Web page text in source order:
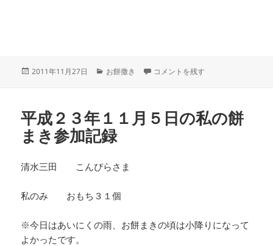
投
2011年11月27日
カ
ー
お餅撒き 平成２３年１１月２０日の餅まき参
コメントを残す
平成２３年１１月５日の私の餅
まき参加記録
清水三田 こんぴらさま
私のみ おもち３１個
※今日はあいにくの雨、お餅まきの頃は小降りになって
よかったです。